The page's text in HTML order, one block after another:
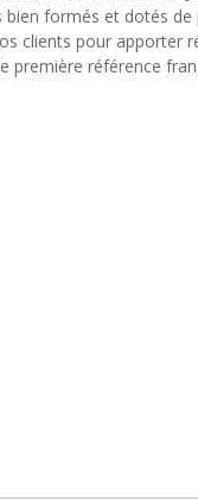
formés et dotés de
clients pour apporter
référence